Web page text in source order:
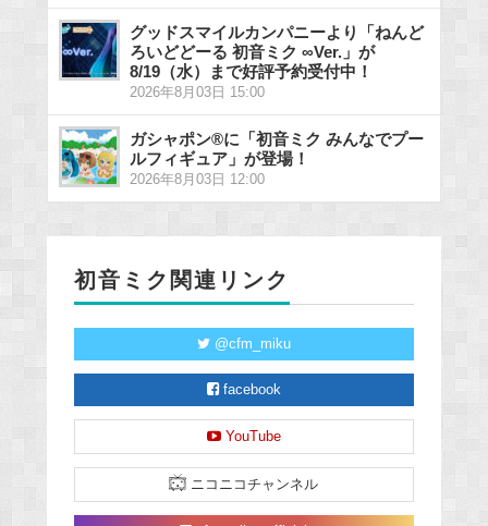
グッドスマイルカンパニーより「ねんど
ろいどどーる 初音ミク ∞Ver.」が
8/19（水）まで好評予約受付中！
2026年8月03日 15:00
ガシャポン®に「初音ミク みんなでプー
ルフィギュア」が登場！
2026年8月03日 12:00
初音ミク関連リンク
@cfm_miku
facebook
YouTube
ニコニコチャンネル